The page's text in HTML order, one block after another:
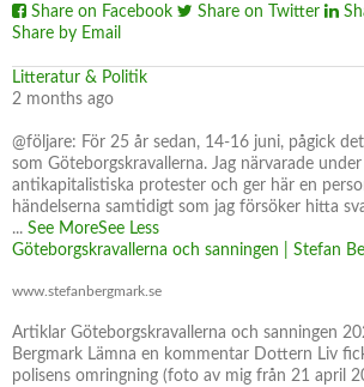
Share on Facebook
Share on Twitter
Share by Email
Litteratur & Politik
2 months ago
@följare: För 25 år sedan, 14-16 juni, pågick
som Göteborgskravallerna. Jag närvarade under
antikapitalistiska protester och ger här en
händelserna samtidigt som jag försöker hitta
... See MoreSee Less
Göteborgskravallerna och sanningen | Stefan
www.stefanbergmark.se
Artiklar Göteborgskravallerna och sanningen
Bergmark Lämna en kommentar Dottern Liv
polisens omringning (foto av mig från 21 april